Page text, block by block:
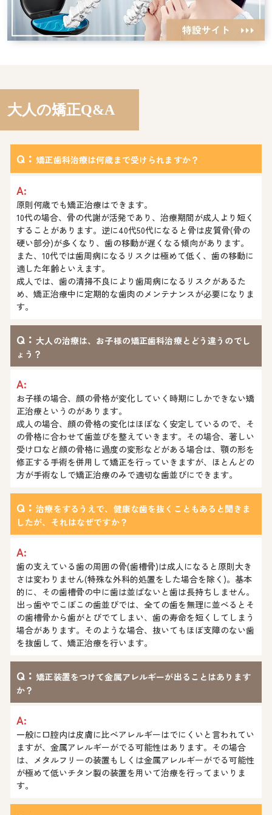
大人の矯正Q&A
Q： 矯正歯科治療は何歳まで受けられますか？
A:
原則何歳でも矯正治療はできます。
10代の場合、骨の代謝が活発であり、治療期間が成人より短く
することがあります。逆に40代50代になると骨は皮質骨(骨の
硬い部分)が多くなり、歯の移動が遅くなる傾向があります。
また、10代では歯周病になるリスクは極めて低く、歯の移動に
適した年齢といえます。
成人では、歯の清掃不良により歯周病になるリスクがあるた
め、矯正治療中に定期的な歯肉のメンテナンスが必要になりま
す。
Q：大人の治療は、お子様の矯正歯科治療とどう違うのでし
ょう？
A:
お子様の場合、顔の骨格が変化していく時期にしかできない矯
正治療というのがあります。
成人の場合、顔の骨格の変化はほぼなく安定しているので、そ
の骨格に合わせて歯並びを整えていきます。その場合、著しい
受け口など顔の骨格に過度の変形などがある場合は、顎の形を
修正する手術を併用して矯正を行っていきますが、ほとんどの
方が手術なしで矯正治療のみで適切な歯並びにできます。
Q：治療をするうえで、健康な歯を抜くこともあると聞きま
したが、それはなぜですか？
A:
歯の支えている歯の周囲の骨(歯槽骨)は成人になると原則大き
さは変わりません(特殊な外科的処置をした場合を除く)。基本
的に、その歯槽骨の中に歯は並ばないと歯は長持ちしません。
出っ歯やでこぼこの歯並びでは、全ての歯を無理に並べるとそ
の歯槽骨から歯がとびでてしまい、歯の寿命を短くしてしまう
場合があります。そのような場合、抜いてもほぼ支障のない歯
を抜歯して、矯正治療を行います。
Q： 矯正装置をつけて金属アレルギーが出ることはあります
か？
A:
一般に口腔内は皮膚に比べアレルギーはでにくいと言われてい
ますが、金属アレルギーがでる可能性はあります。その場合
は、メタルフリーの装置もしくは金属アレルギーがでる可能性
が極めて低いチタン製の装置を用いて治療を行ってまいりま
す。